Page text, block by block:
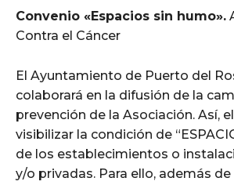
Convenio «Espacios sin humo».
Contra el Cáncer
El Ayuntamiento de Puerto del
colaborará en la difusión de la
prevención de la Asociación. Así,
visibilizar la condición de
de los establecimientos o
y/o privadas. Para ello, además